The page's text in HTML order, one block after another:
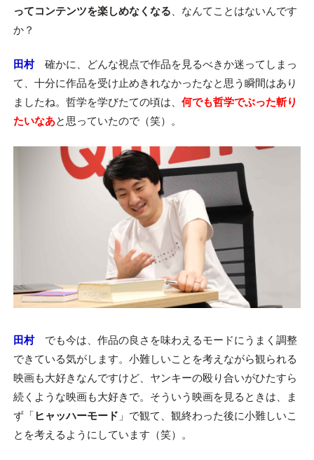
ってコンテンツを楽しめなくなる 、なんてことはないんです
か？
田村確かに、どんな視点で作品を見るべきか迷ってしまっ
て、十分に作品を受け止めきれなかったなと思う瞬間はあり
ましたね。哲学を学びたての頃は、 何でも哲学でぶった斬り
たいなあと思っていたので（笑）。
田村でも今は、作品の良さを味わえるモードにうまく調整
できている気がします。小難しいことを考えながら観られる
映画も大好きなんですけど、ヤンキーの殴り合いがひたすら
続くような映画も大好きで。そういう映画を見るときは、ま
ず「 ヒャッハーモード 」で観て、観終わった後に小難しいこ
とを考えるようにしています（笑）。